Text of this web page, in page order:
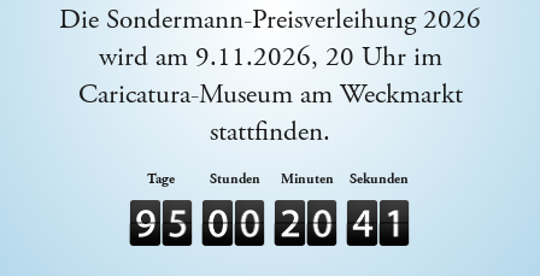
Die Sondermann-Preisverleihung 2026
wird am 9.11.2026, 20 Uhr im
Caricatura-Museum am Weckmarkt
stattfinden.